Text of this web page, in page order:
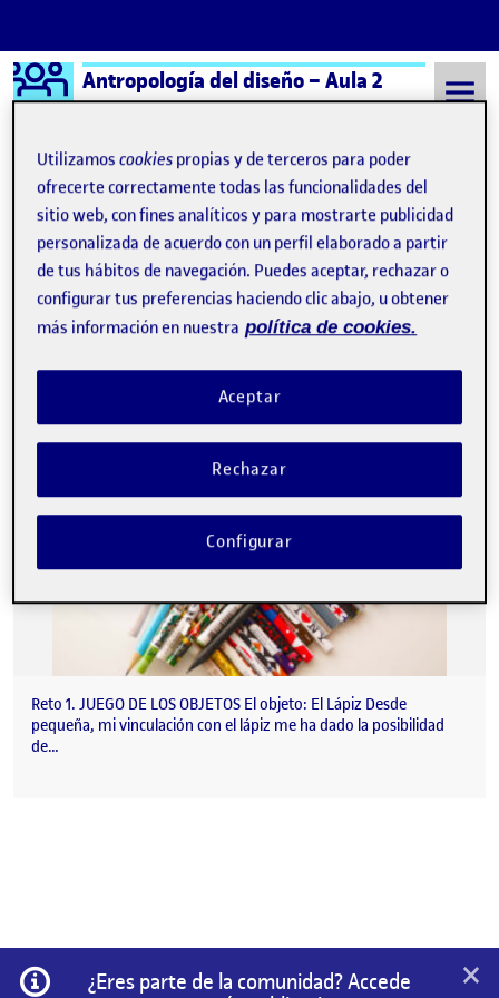
Saltar al contenido
Logo Ágora
Antropología del diseño – Aula 2
Semestre 20242 - Aula 2 6 Marzo, 2025
6 Marzo, 2025
Reto 1 JUEGO DE LOS OBJETOS
Publicado por
María Angélica Martín Laguna
Fecha de publicación
1 comentario
Reto 1. JUEGO DE LOS OBJETOS El objeto: El Lápiz Desde
pequeña, mi vinculación con el lápiz me ha dado la posibilidad
de…
Información
¿Eres parte de la comunidad? Accede
×
Utilizamoscookies propias y de terceros para poder
ofrecerte correctamente todas las funcionalidades del
sitio web, con fines analíticos y para mostrarte publicidad
personalizada de acuerdo con un perfil elaborado a partir
de tus hábitos de navegación. Puedes aceptar, rechazar o
configurar tus preferencias haciendo clic abajo, u obtener
más información en nuestra política de cookies.
Rechazar
Aceptar
Configurar